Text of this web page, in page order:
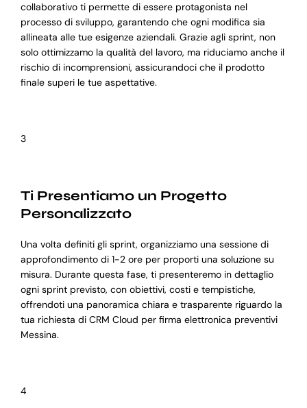
collaborativo ti permette di essere protagonista nel
processo di sviluppo, garantendo che ogni modifica sia
allineata alle tue esigenze aziendali. Grazie agli sprint, non
solo ottimizzamo la qualità del lavoro, ma riduciamo anche il
rischio di incomprensioni, assicurandoci che il prodotto
finale superi le tue aspettative.
3
Ti Presentiamo un Progetto
Personalizzato
Una volta definiti gli sprint, organizziamo una sessione di
approfondimento di 1-2 ore per proporti una soluzione su
misura. Durante questa fase, ti presenteremo in dettaglio
ogni sprint previsto, con obiettivi, costi e tempistiche,
offrendoti una panoramica chiara e trasparente riguardo la
tua richiesta di CRM Cloud per firma elettronica preventivi
Messina.
4